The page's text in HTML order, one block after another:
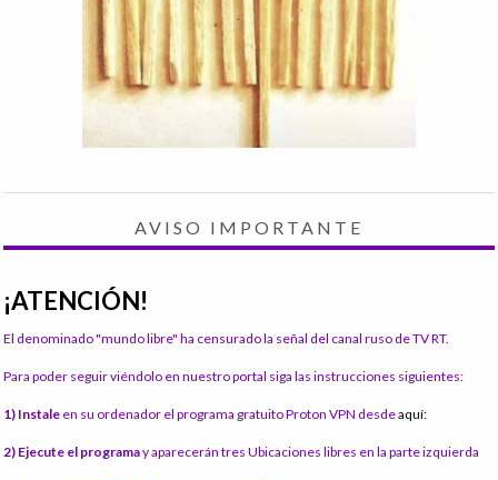
AVISO IMPORTANTE
¡ATENCIÓN!
El denominado "mundo libre" ha censurado la señal del canal ruso de TV RT.
Para poder seguir viéndolo en nuestro portal siga las instrucciones siguientes:
1) Instale en su ordenador el programa gratuito Proton VPN desdeaquí:
2) Ejecute el programay aparecerán tres Ubicaciones libres en la parte izquierda